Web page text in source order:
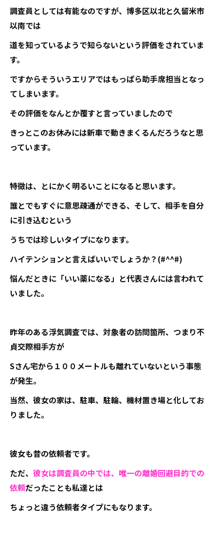
調査員としては有能なのですが、博多区以北と久留米市
以南では
道を知っているようで知らないという評価をされていま
す。
ですからそういうエリアではもっぱら助手席担当となっ
てしまいます。
その評価をなんとか覆すと言っていましたので
きっとこのお休みには新車で動きまくるんだろうなと思
っています。
特徴は、とにかく明るいことになると思います。
誰とでもすぐに意思疎通ができる、そして、相手を自分
に引き込むという
うちでは珍しいタイプになります。
ハイテンションと言えばいいでしょうか？(#^^#)
悩んだときに「いい薬になる」と代表さんには言われて
いました。
昨年のある浮気調査では、対象者の訪問箇所、つまり不
貞交際相手方が
Sさん宅から１００メートルも離れていないという事態
が発生。
当然、彼女の家は、駐車、駐輪、機材置き場と化してお
りました。
彼女も昔の依頼者です。
ただ、 彼女は調査員の中では、唯一の離婚回避目的での
依頼だったことも私達とは
ちょっと違う依頼者タイプにもなります。